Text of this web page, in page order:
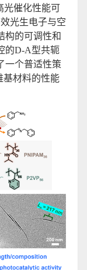
光催化性能可
光生电子与空
构的可调性和
的D-A型共轭
一个普适性策
基材料的性能